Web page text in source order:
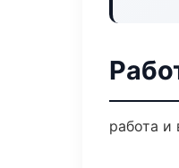
работа и